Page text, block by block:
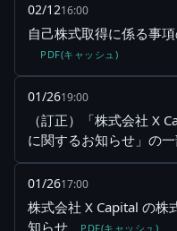
02/1216:00
自己株式取得に係る事
PDF(キャッシュ)
01/2619:00
（訂正）「株式会社 X
に関するお知らせ」の
01/2617:00
株式会社 X Capital の株
知らせ
PDF(キャッシュ)